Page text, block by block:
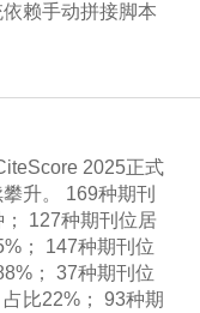
赖手动拼接脚本
2025正式
升。 169种期刊
127种期刊位居
； 147种期刊位
； 37种期刊位
比22%； 93种期